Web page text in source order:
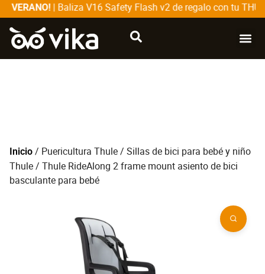
VERANO!| Baliza V16 Safety Flash v2 de regalo con tu
Inicio / Puericultura Thule/ Sillas de bici para bebé y niño
Thule/ Thule RideAlong 2 frame mount asiento de bici
basculante para bebé